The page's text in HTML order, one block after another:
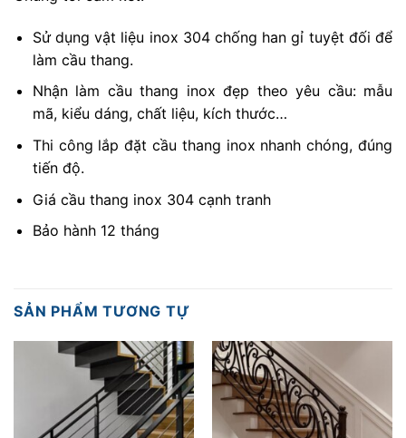
Sử dụng vật liệu inox 304 chống han gỉ tuyệt đối để
làm cầu thang.
Nhận làm cầu thang inox đẹp theo yêu cầu: mẫu
mã, kiểu dáng, chất liệu, kích thước…
Thi công lắp đặt cầu thang inox nhanh chóng, đúng
tiến độ.
Giá cầu thang inox 304 cạnh tranh
Bảo hành 12 tháng
SẢN PHẨM TƯƠNG TỰ